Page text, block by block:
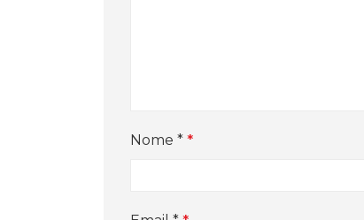
Nome *